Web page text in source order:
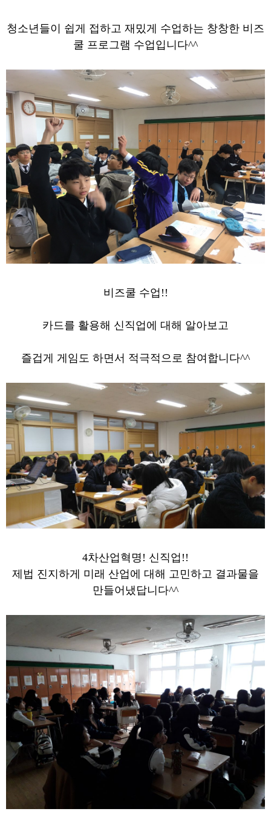
청소년들이 쉽게 접하고 재밌게 수업하는 창창한 비즈
쿨 프로그램 수업입니다^^
비즈쿨 수업!!
카드를 활용해 신직업에 대해 알아보고
즐겁게 게임도 하면서 적극적으로 참여합니다^^
4차산업혁명! 신직업!!
제법 진지하게 미래 산업에 대해 고민하고 결과물을
만들어냈답니다^^